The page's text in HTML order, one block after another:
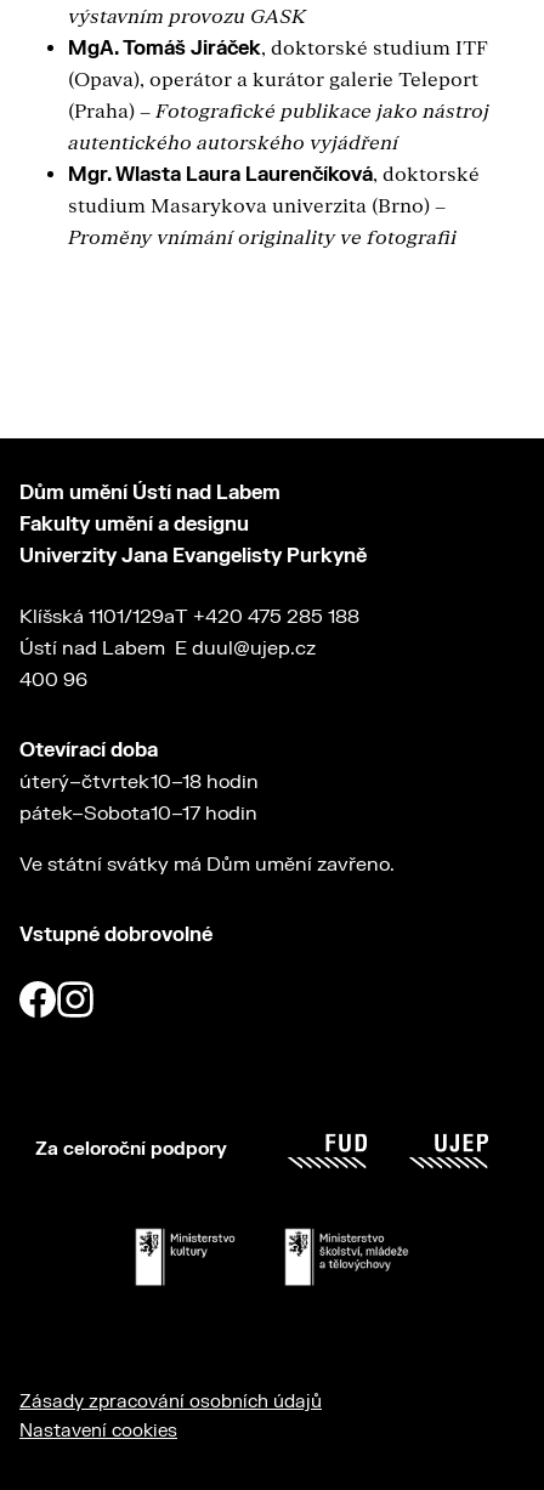
výstavním provozu GASK
MgA. Tomáš Jiráček, doktorské studium ITF
(Opava), operátor a kurátor galerie Teleport
(Praha) – Fotografické publikace jako nástroj
autentického autorského vyjádření
Mgr. Wlasta Laura Laurenčíková, doktorské
studium Masarykova univerzita (Brno) –
Proměny vnímání originality ve fotografii
Dům umění Ústí nad Labem
Fakulty umění a designu
Univerzity Jana Evangelisty Purkyně
Klíšská 1101/129a
Ústí nad Labem
400 96
T +420 475 285 188
E duul@ujep.cz
Otevírací doba
úterý–čtvrtek
pátek–Sobota
10–18 hodin
10–17 hodin
Ve státní svátky má Dům umění zavřeno.
Vstupné dobrovolné
Za celoroční podpory
Zásady zpracování osobních údajů
Nastavení cookies